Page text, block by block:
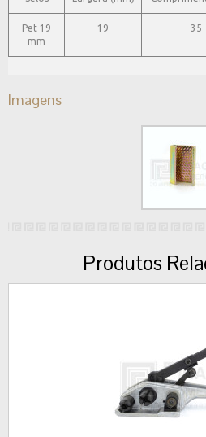
Pet 19
mm
19 35
Imagens
Produtos